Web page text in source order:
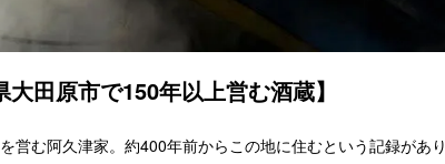
大田原市で150年以上営む酒蔵】
営む阿久津家。約400年前からこの地に住むという記録が